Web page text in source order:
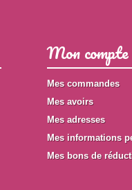
Mon compte
Mes commandes
Mes avoirs
Mes adresses
Mes informations
Mes bons de